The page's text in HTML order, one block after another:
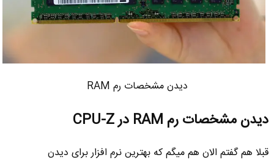
دیدن مشخصات رم RAM
دیدن مشخصات رم RAM در CPU-Z
قبلا هم گفتم الان هم میگم که بهترین نرم افزار برای دیدن